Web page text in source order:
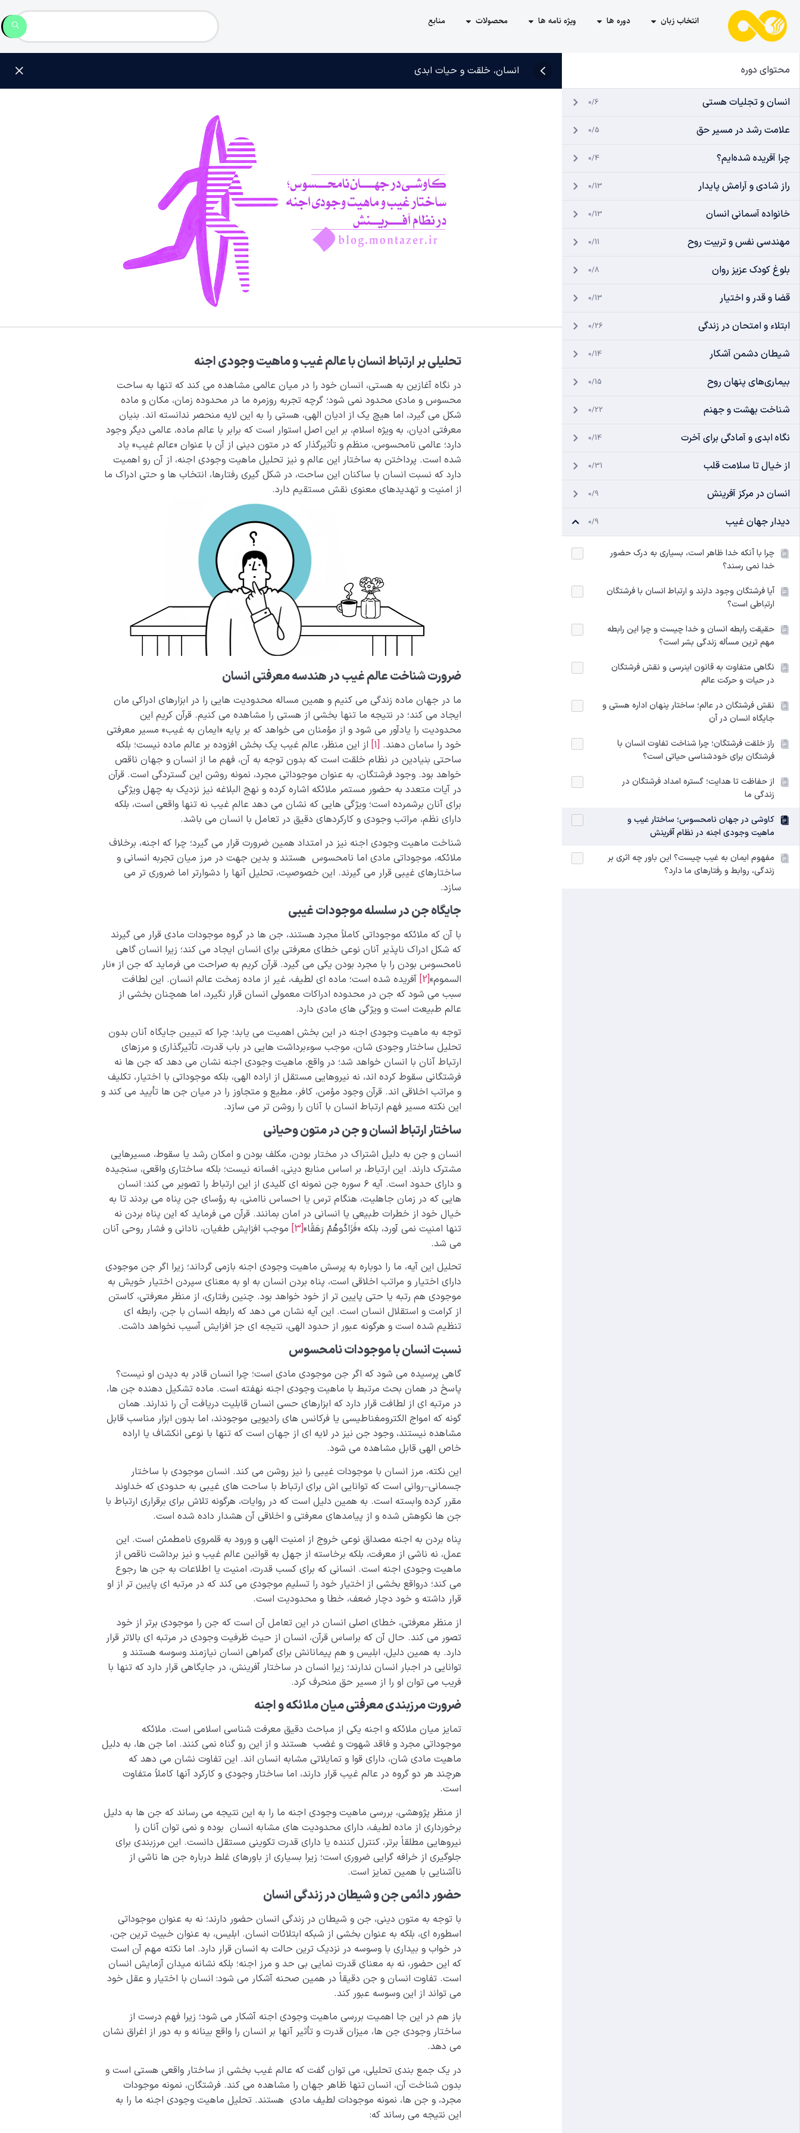
انتخاب زبان دوره ها ویژه نامه ها محصولات منابع
محتوای دوره
انسان و تجلیات هستی 0/6
علامت رشد در مسیر حق 0/5
چرا آفریده شده‌ایم؟ 0/4
راز شادی و آرامش پایدار 0/13
خانواده آسمانی انسان 0/13
مهندسی نفس و تربیت روح 0/11
بلوغ کودک عزیز روان 0/8
قضا و قدر و اختیار 0/13
ابتلاء و امتحان در زندگی 0/26
شیطان دشمن آشکار 0/14
بیماری‌های پنهان روح 0/15
شناخت بهشت و جهنم 0/22
نگاه ابدی و آمادگی برای آخرت 0/14
از خیال تا سلامت قلب 0/31
انسان در مرکز آفرینش 0/9
دیدار جهان غیب 0/9
چرا با آنکه خدا ظاهر است، بسیاری به درک حضور
خدا نمی رسند؟
آیا فرشتگان وجود دارند و ارتباط انسان با فرشتگان
ارتباطی است؟
حقیقت رابطه انسان و خدا چیست و چرا این رابطه
مهم ترین مسأله زندگی بشر است؟
نگاهی متفاوت به قانون اینرسی و نقش فرشتگان
در حیات و حرکت عالم
نقش فرشتگان در عالم؛ ساختار پنهان اداره هستی و
جایگاه انسان در آن
راز خلقت فرشتگان؛ چرا شناخت تفاوت انسان با
فرشتگان برای خودشناسی حیاتی است؟
از حفاظت تا هدایت؛ گستره امداد فرشتگان در
زندگی ما
کاوشی در جهان نامحسوس؛ ساختار غیب و
ماهیت وجودی اجنه در نظام آفرینش
مفهوم ایمان به غیب چیست؟ این باور چه اثری بر
زندگی، روابط و رفتارهای ما دارد؟
انسان، خلقت و حیات ابدی
تحلیلی بر ارتباط انسان با عالم غیب و ماهیت وجودی اجنه
در نگاه آغازین به هستی، انسان خود را در میان عالمی مشاهده می کند که تنها به ساحت
محسوس و مادی محدود نمی شود؛ گرچه تجربه روزمره ما در محدوده زمان، مکان و ماده
شکل می گیرد، اما هیچ یک از ادیان الهی، هستی را به این لایه منحصر ندانسته اند. بنیان
معرفتی ادیان، به ویژه اسلام، بر این اصل استوار است که برابر با عالم ماده، عالمی دیگر وجود
دارد؛ عالمی نامحسوس، منظم و تأثیرگذار که در متون دینی از آن با عنوان «عالم غیب» یاد
شده است. پرداختن به ساختار این عالم و نیز تحلیل ماهیت وجودی اجنه، از آن رو اهمیت
دارد که نسبت انسان با ساکنان این ساحت، در شکل گیری رفتارها، انتخاب ها و حتی ادراک ما
از امنیت و تهدیدهای معنوی نقش مستقیم دارد.
ضرورت شناخت عالم غیب در هندسه معرفتی انسان
ما در جهان ماده زندگی می کنیم و همین مساله محدودیت هایی را در ابزارهای ادراکی مان
ایجاد می کند؛ در نتیجه ما تنها بخشی از هستی را مشاهده می کنیم. قرآن کریم این
محدودیت را یادآور می شود و از مؤمنان می خواهد که بر پایه «ایمان به غیب» مسیر معرفتی
خود را سامان دهند. [1]
از این منظر، عالم غیب یک بخش افزوده بر عالم ماده نیست؛ بلکه
ساحتی بنیادین در نظام خلقت است که بدون توجه به آن، فهم ما از انسان و جهان ناقص
خواهد بود. وجود فرشتگان، به عنوان موجوداتی مجرد، نمونه روشن این گستردگی است. قرآن
در آیات متعدد به حضور مستمر ملائکه اشاره کرده و نهج البلاغه نیز نزدیک به چهل ویژگی
برای آنان برشمرده است؛ ویژگی هایی که نشان می دهد عالم غیب نه تنها واقعی است، بلکه
دارای نظم، مراتب وجودی و کارکردهای دقیق در تعامل با انسان می باشد.
شناخت ماهیت وجودی اجنه نیز در امتداد همین ضرورت قرار می گیرد؛ چرا که اجنه، برخلاف
ملائکه، موجوداتی مادی اما نامحسوس هستند و بدین جهت در مرز میان تجربه انسانی و
ساختارهای غیبی قرار می گیرند. این خصوصیت، تحلیل آنها را دشوارتر اما ضروری تر می
سازد.
جایگاه جن در سلسله موجودات غیبی
با آن که ملائکه موجوداتی کاملاً مجرد هستند، جن ها در گروه موجودات مادی قرار می گیرند
که شکل ادراک ناپذیر آنان نوعی خطای معرفتی برای انسان ایجاد می کند؛ زیرا انسان گاهی
نامحسوس بودن را با مجرد بودن یکی می گیرد. قرآن کریم به صراحت می فرماید که جن از «نار
السموم»[2]
آفریده شده است؛ ماده ای لطیف، غیر از ماده زمخت عالم انسان. این لطافت
سبب می شود که جن در محدوده ادراکات معمولی انسان قرار نگیرد، اما همچنان بخشی از
عالم طبیعت است و ویژگی های مادی دارد.
توجه به ماهیت وجودی اجنه در این بخش اهمیت می یابد؛ چرا که تبیین جایگاه آنان بدون
تحلیل ساختار وجودی شان، موجب سوءبرداشت هایی در باب قدرت، تأثیرگذاری و مرزهای
ارتباط آنان با انسان خواهد شد؛ در واقع، ماهیت وجودی اجنه نشان می دهد که جن ها نه
فرشتگانی سقوط کرده اند، نه نیروهایی مستقل از اراده الهی، بلکه موجوداتی با اختیار، تکلیف
و مراتب اخلاقی اند. قرآن وجود مؤمن، کافر، مطیع و متجاوز را در میان جن ها تأیید می کند و
این نکته مسیر فهم ارتباط انسان با آنان را روشن تر می سازد.
ساختار ارتباط انسان و جن در متون وحیانی
انسان و جن به دلیل اشتراک در مختار بودن، مکلف بودن و امکان رشد یا سقوط، مسیرهایی
مشترک دارند. این ارتباط، بر اساس منابع دینی، افسانه نیست؛ بلکه ساختاری واقعی، سنجیده
و دارای حدود است. آیه ۶ سوره جن نمونه ای کلیدی از این ارتباط را تصویر می کند: انسان
هایی که در زمان جاهلیت، هنگام ترس یا احساس ناامنی، به رؤسای جن پناه می بردند تا به
خیال خود از خطرات طبیعی یا انسانی در امان بمانند. قرآن می فرماید که این پناه بردن نه
تنها امنیت نمی آورد، بلکه «فَزَادُوهُمْ رَهَقًا»[3]
موجب افزایش طغیان، نادانی و فشار روحی آنان
می شد.
تحلیل این آیه، ما را دوباره به پرسش ماهیت وجودی اجنه بازمی گرداند؛ زیرا اگر جن موجودی
دارای اختیار و مراتب اخلاقی است، پناه بردن انسان به او به معنای سپردن اختیار خویش به
موجودی هم رتبه یا حتی پایین تر از خود خواهد بود. چنین رفتاری، از منظر معرفتی، کاستن
از کرامت و استقلال انسان است. این آیه نشان می دهد که رابطه انسان با جن، رابطه ای
تنظیم شده است و هرگونه عبور از حدود الهی، نتیجه ای جز افزایش آسیب نخواهد داشت.
نسبت انسان با موجودات نامحسوس
گاهی پرسیده می شود که اگر جن موجودی مادی است؛ چرا انسان قادر به دیدن او نیست؟
پاسخ در همان بحث مرتبط با ماهیت وجودی اجنه نهفته است. ماده تشکیل دهنده جن ها،
در مرتبه ای از لطافت قرار دارد که ابزارهای حسی انسان قابلیت دریافت آن را ندارند. همان
گونه که امواج الکترومغناطیسی یا فرکانس های رادیویی موجودند، اما بدون ابزار مناسب قابل
مشاهده نیستند، وجود جن نیز در لایه ای از جهان است که تنها با نوعی انکشاف یا اراده
خاص الهی قابل مشاهده می شود.
این نکته، مرز انسان با موجودات غیبی را نیز روشن می کند. انسان موجودی با ساختار
جسمانی–روانی است که توانایی اش برای ارتباط با ساحت های غیبی به حدودی که خداوند
مقرر کرده وابسته است. به همین دلیل است که در روایات، هرگونه تلاش برای برقراری ارتباط با
جن ها نکوهش شده و از پیامدهای معرفتی و اخلاقی آن هشدار داده شده است.
پناه بردن به اجنه مصداق نوعی خروج از امنیت الهی و ورود به قلمروی نامطمئن است. این
عمل، نه ناشی از معرفت، بلکه برخاسته از جهل به قوانین عالم غیب و نیز برداشت ناقص از
ماهیت وجودی اجنه است. انسانی که برای کسب قدرت، امنیت یا اطلاعات به جن ها رجوع
می کند؛ درواقع بخشی از اختیار خود را تسلیم موجودی می کند که در مرتبه ای پایین تر از او
قرار داشته و خود دچار ضعف، خطا و محدودیت است.
از منظر معرفتی، خطای اصلی انسان در این تعامل آن است که جن را موجودی برتر از خود
تصور می کند. حال آن که براساس قرآن، انسان از حیث ظرفیت وجودی در مرتبه ای بالاتر قرار
دارد. به همین دلیل، ابلیس و هم پیمانانش برای گمراهی انسان نیازمند وسوسه هستند و
توانایی در اجبار انسان ندارند؛ زیرا انسان در ساختار آفرینش، در جایگاهی قرار دارد که تنها با
فریب می توان او را از مسیر حق منحرف کرد.
ضرورت مرزبندی معرفتی میان ملائکه و اجنه
تمایز میان ملائکه و اجنه یکی از مباحث دقیق معرفت شناسی اسلامی است. ملائکه
موجوداتی مجرد و فاقد شهوت و غضب هستند و از این رو گناه نمی کنند. اما جن ها، به دلیل
ماهیت مادی شان، دارای قوا و تمایلاتی مشابه انسان اند. این تفاوت نشان می دهد که
هرچند هر دو گروه در عالم غیب قرار دارند، اما ساختار وجودی و کارکرد آنها کاملاً متفاوت
است.
از منظر پژوهشی، بررسی ماهیت وجودی اجنه ما را به این نتیجه می رساند که جن ها به دلیل
برخورداری از ماده لطیف، دارای محدودیت های مشابه انسان بوده و نمی توان آنان را
نیروهایی مطلقاً برتر، کنترل کننده یا دارای قدرت تکوینی مستقل دانست. این مرزبندی برای
جلوگیری از خرافه گرایی ضروری است؛ زیرا بسیاری از باورهای غلط درباره جن ها ناشی از
ناآشنایی با همین تمایز است.
حضور دائمی جن و شیطان در زندگی انسان
با توجه به متون دینی، جن و شیطان در زندگی انسان حضور دارند؛ نه به عنوان موجوداتی
اسطوره ای، بلکه به عنوان بخشی از شبکه ابتلائات انسان. ابلیس، به عنوان خبیث ترین جن،
در خواب و بیداری با وسوسه در نزدیک ترین حالت به انسان قرار دارد. اما نکته مهم آن است
که این حضور، نه به معنای قدرت نمایی بی حد و مرز اجنه؛ بلکه نشانه میدان آزمایش انسان
است. تفاوت انسان و جن دقیقاً در همین صحنه آشکار می شود: انسان با اختیار و عقل خود
می تواند از این وسوسه عبور کند.
باز هم در این جا اهمیت بررسی ماهیت وجودی اجنه آشکار می شود؛ زیرا فهم درست از
ساختار وجودی جن ها، میزان قدرت و تأثیر آنها بر انسان را واقع بینانه و به دور از اغراق نشان
می دهد.
در یک جمع بندی تحلیلی، می توان گفت که عالم غیب بخشی از ساختار واقعی هستی است و
بدون شناخت آن، انسان تنها ظاهر جهان را مشاهده می کند. فرشتگان، نمونه موجودات
مجرد، و جن ها، نمونه موجودات لطیف مادی هستند. تحلیل ماهیت وجودی اجنه ما را به
این نتیجه می رساند که: